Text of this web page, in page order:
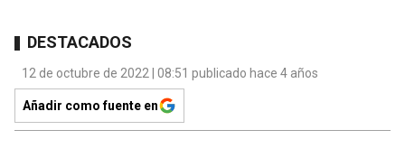
DESTACADOS
12 de octubre de 2022 | 08:51 publicado hace 4 años
Añadir como fuente en